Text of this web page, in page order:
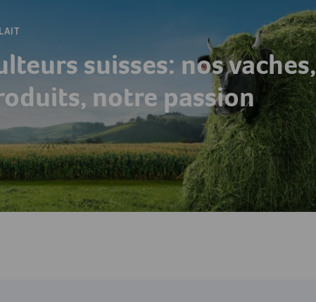
suisses: nos vaches,
notre passion